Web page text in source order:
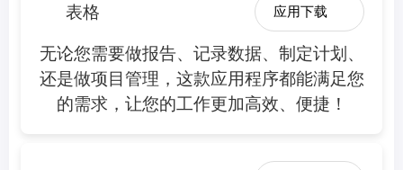
表格 应用下载
无论您需要做报告、记录数据、制定计划、
还是做项目管理，这款应用程序都能满足您
的需求，让您的工作更加高效、便捷！